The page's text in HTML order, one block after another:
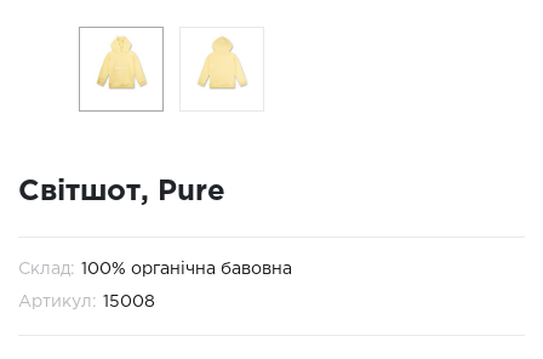
Світшот, Pure
Склад: 100% органічна бавовна
Артикул: 15008